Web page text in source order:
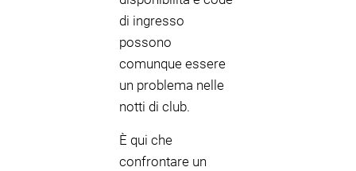
di ingresso
possono
comunque essere
un problema nelle
notti di club.
È qui che
confrontare un